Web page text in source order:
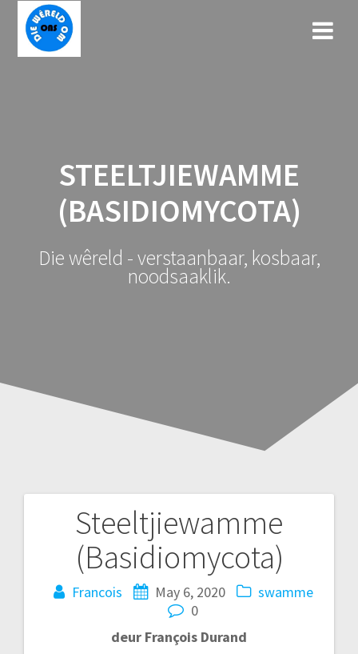
STEELTJIEWAMME
(BASIDIOMYCOTA)
Die wêreld - verstaanbaar, kosbaar,
noodsaaklik.
Steeltjiewamme
(Basidiomycota)
Francois May 6, 2020
swamme
0
deur François Durand
Post
navigation